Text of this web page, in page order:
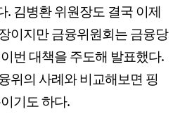
. 김병환 위원장도 결국 이제
이지만 금융위원회는 금융당
번 대책을 주도해 발표했다.
위의 사례와 비교해보면 핑
기도 하다.